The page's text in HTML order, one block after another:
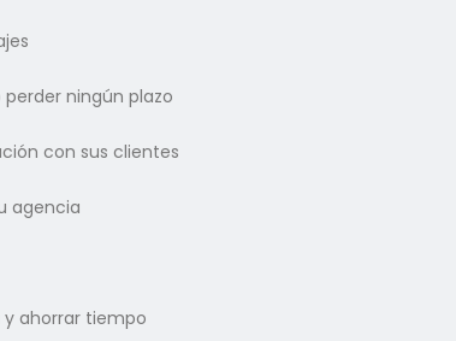
ningún plazo
con sus clientes
agencia
y ahorrar tiempo